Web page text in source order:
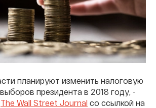
планируют изменить налоговую
президента в 2018 году, -
The Wall Street Journal со ссылкой на